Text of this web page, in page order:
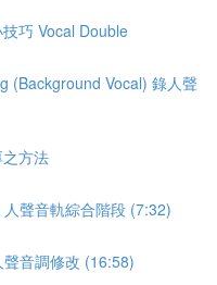
巧 Vocal Double
(Background Vocal) 錄人聲
方法
聲音軌綜合階段 (7:32)
音調修改 (16:58)